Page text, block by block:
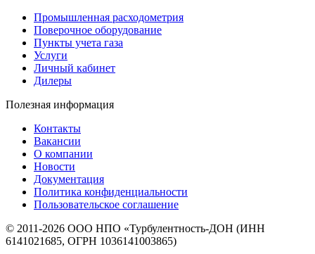
Промышленная расходометрия
Поверочное оборудование
Пункты учета газа
Услуги
Личный кабинет
Дилеры
Полезная информация
Контакты
Вакансии
О компании
Новости
Документация
Политика конфиденциальности
Пользовательское соглашение
© 2011-2026 ООО НПО «Турбулентность-ДОН (ИНН
6141021685, ОГРН 1036141003865)